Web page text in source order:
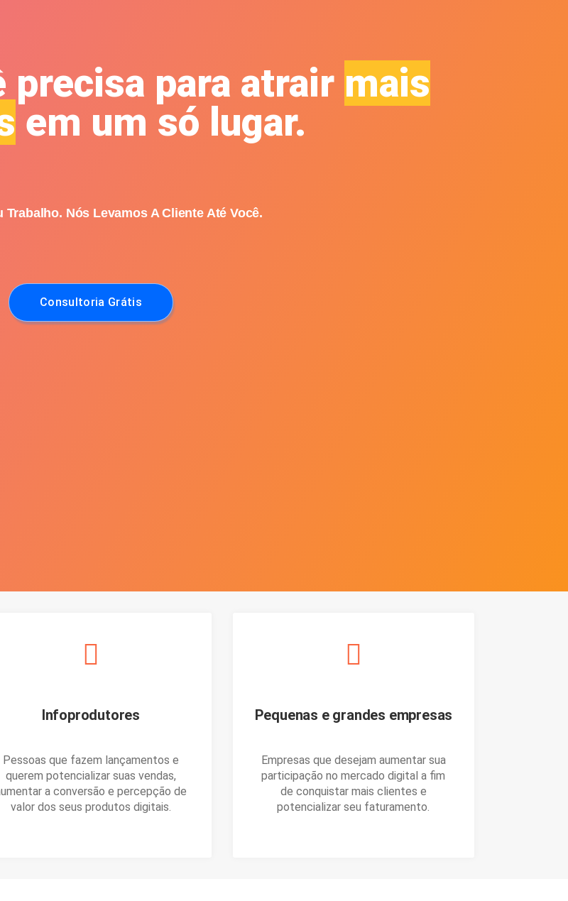
precisa para atrair mais
em um só lugar.
Trabalho. Nós Levamos A Cliente Até Você.
Consultoria Grátis
Infoprodutores
Pessoas que fazem lançamentos e
querem potencializar suas vendas,
a conversão e percepção de
valor dos seus produtos digitais.
Pequenas e grandes empresas
Empresas que desejam aumentar sua
participação no mercado digital a fim
de conquistar mais clientes e
potencializar seu faturamento.